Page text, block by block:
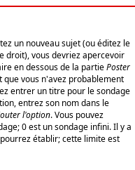
un nouveau sujet (ou éditez le
droit), vous devriez apercevoir
en dessous de la partiePoster
que vous n'avez probablement
entrer un titre pour le sondage
entrez son nom dans le
l'option. Vous pouvez
0 est un sondage infini. Il y a
établir; cette limite est